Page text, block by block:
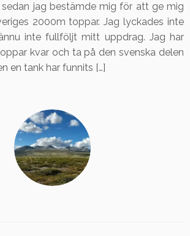
sedan jag bestämde mig för att ge mig
2000m toppar. Jag lyckades inte
inte fullföljt mitt uppdrag. Jag har
kvar och ta på den svenska delen
en tank har funnits […]